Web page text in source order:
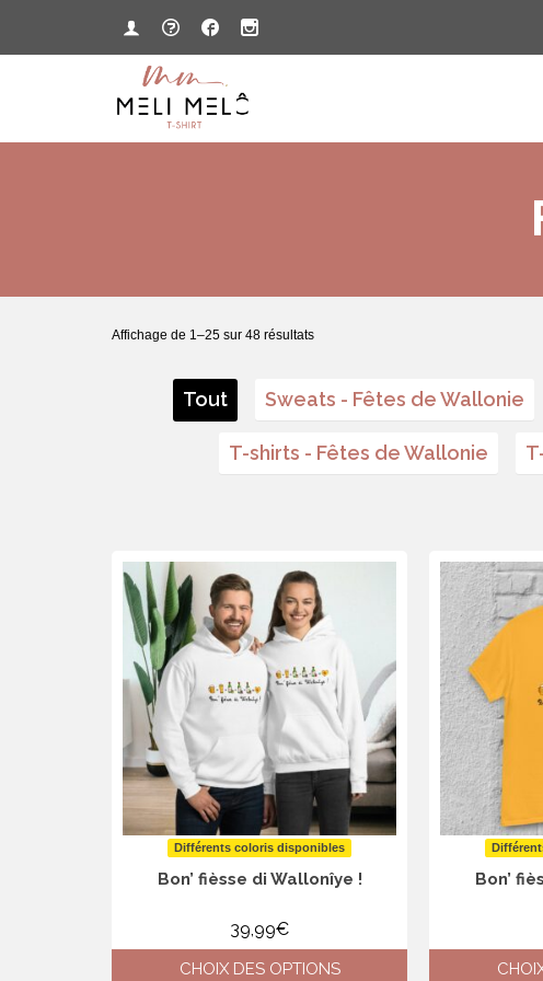
Affichage de 1–25 sur 48 résultats
Tout Sweats - Fêtes de Wallonie
T-shirts - Fêtes de Wallonie
Différents coloris disponibles
Bon’ fièsse di Wallonîye !
39,99€
CHOIX DES OPTIONS
Bon’